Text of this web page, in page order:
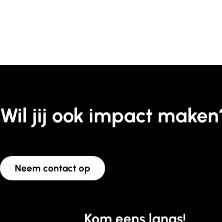
Wil jij ook impact
Neem contact op